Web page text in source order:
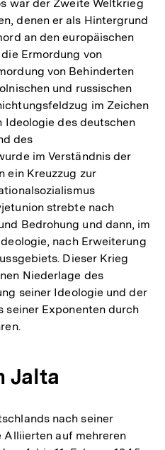
war der Zweite Weltkrieg
denen er als Hintergrund
an den europäischen
Ermordung von
von Behinderten
und russischen
im Zeichen
Ideologie des deutschen
des
im Verständnis der
ein Kreuzzug zur
strebte nach
Bedrohung und dann, im
nach Erweiterung
Dieser Krieg
Niederlage des
seiner Ideologie und der
seiner Exponenten durch
Jalta
nach seiner
Alliierten auf mehreren